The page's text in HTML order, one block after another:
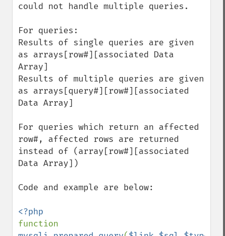
could not handle multiple queries.
For queries:
Results of single queries are given
as arrays[row#][associated Data
Array]
Results of multiple queries are given
as arrays[query#][row#][associated
Data Array]
For queries which return an affected
row#, affected rows are returned
instead of (array[row#][associated
Data Array])
Code and example are below: